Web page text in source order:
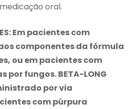
oral.
Em pacientes com
componentes da fórmula
ou em pacientes com
por fungos. BETA-LONG
por via
com púrpura